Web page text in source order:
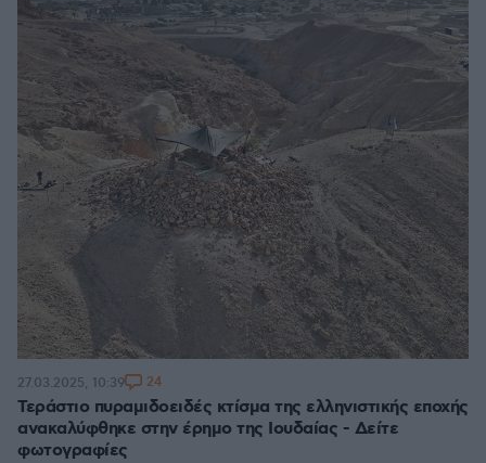
Τεράστιο πυραμιδοειδές κτίσμα της ελληνιστικής εποχής
ανακαλύφθηκε στην έρημο της Ιουδαίας - Δείτε
φωτογραφίες
27.03.2025, 10:39 24